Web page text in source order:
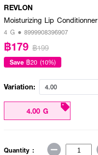
REVLON
Moisturizing Lip Conditionner
4 G • 8999908396907
฿179 ฿199
Save ฿20 (10%)
Variation: 4.00
4.00 G
Quantity :